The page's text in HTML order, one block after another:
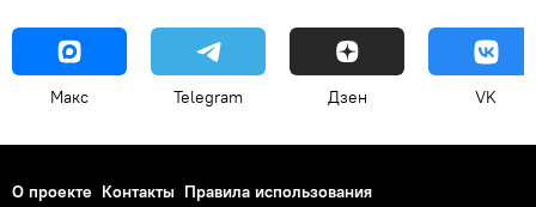
Макс Telegram Дзен VK
О проекте Контакты Правила использования